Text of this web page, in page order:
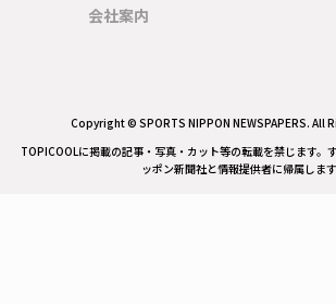
会社案内
Copyright © SPORTS NIPPON NEWSPAPERS. All
TOPICOOLに掲載の記事・写真・カット等の転載を禁じます。
ッポン新聞社と情報提供者に帰属します